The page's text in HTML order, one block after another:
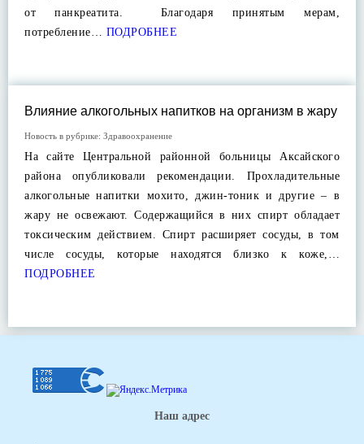
от панкреатита. Благодаря принятым мерам,
потребление… ПОДРОБНЕЕ
Влияние алкогольных напитков на организм в жару
Новость в рубрике: Здравоохранение
На сайте Центральной районной больницы Аксайского
района опубликовали рекомендации. Прохладительные
алкогольные напитки мохито, джин-тоник и другие – в
жару не освежают. Содержащийся в них спирт обладает
токсическим действием. Спирт расширяет сосуды, в том
числе сосуды, которые находятся близко к коже,…
ПОДРОБНЕЕ
Наш адрес